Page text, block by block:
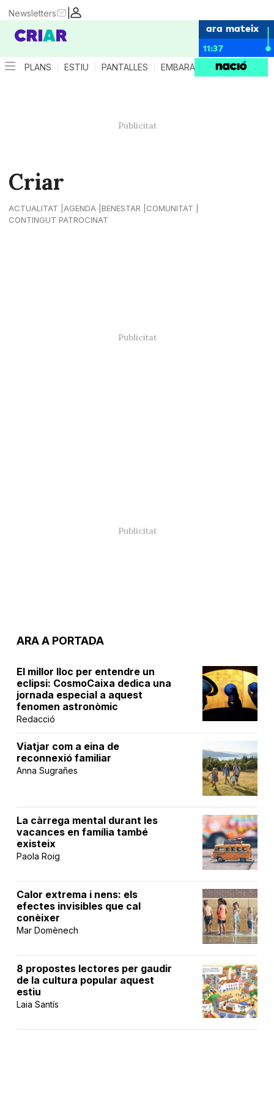
|
Newsletters
ara mateix
11:37
PLANS ESTIU PANTALLES EMBARÀS CRIANÇA
Criar
ACTUALITAT AGENDA BENESTAR
COMUNITAT
CONTINGUT PATROCINAT
ARA A PORTADA
El millor lloc per entendre un
eclipsi: CosmoCaixa dedica una
jornada especial a aquest
fenomen astronòmic
Redacció
Viatjar com a eina de
reconnexió familiar
Anna Sugrañes
La càrrega mental durant les
vacances en família també
existeix
Paola Roig
Calor extrema i nens: els
efectes invisibles que cal
conèixer
Mar Domènech
8 propostes lectores per gaudir
de la cultura popular aquest
estiu
Laia Santís